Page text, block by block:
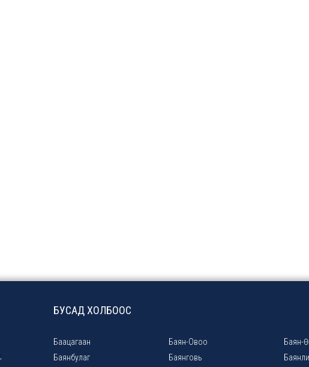
БУСАД ХОЛБООС
Баацагаан Баян-Овоо
Баян-
Баянбулаг
Баянговь